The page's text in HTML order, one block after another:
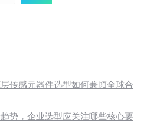
传感元器件选型如何兼顾全球合
势，企业选型应关注哪些核心要